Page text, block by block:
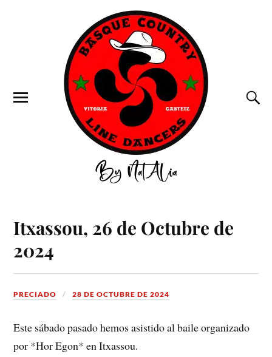
Itxassou, 26 de Octubre de
2024
PRECIADO 28 DE OCTUBRE DE 2024
Este sábado pasado hemos asistido al baile organizado
por *Hor Egon* en Itxassou.